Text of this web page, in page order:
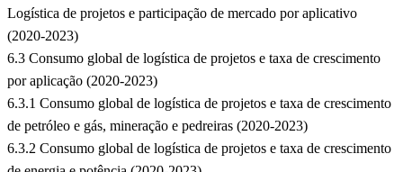
Logística de projetos e participação de mercado por aplicativo
(2020-2023)
6.3 Consumo global de logística de projetos e taxa de crescimento
por aplicação (2020-2023)
6.3.1 Consumo global de logística de projetos e taxa de crescimento
de petróleo e gás, mineração e pedreiras (2020-2023)
6.3.2 Consumo global de logística de projetos e taxa de crescimento